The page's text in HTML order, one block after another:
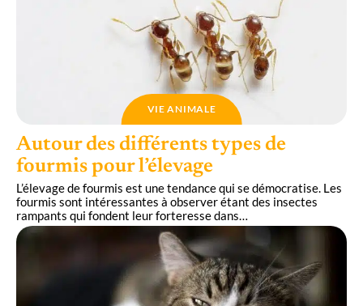
VIE ANIMALE
Autour des différents types de
fourmis pour l’élevage
L’élevage de fourmis est une tendance qui se démocratise. Les
fourmis sont intéressantes à observer étant des insectes
rampants qui fondent leur forteresse dans…